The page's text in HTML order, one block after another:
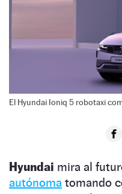
El Hyundai Ioniq 5 robotaxi
Hyundai mira al
autónoma tomando